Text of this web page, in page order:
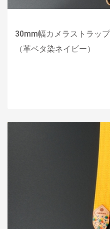
30mm幅カメラストラッ
（革ベタ染ネイビー）